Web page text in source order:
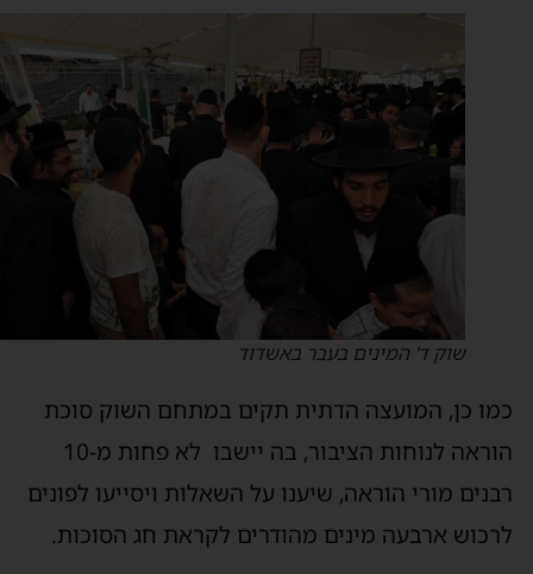
שוק ד' המינים בעבר באשדוד
כן, המועצה הדתית תקים במתחם השוק סוכת
הוראה לנוחות הציבור, בה יישבו לא פחות מ-10
מורי הוראה, שיענו על השאלות ויסייעו לפונים
ארבעה מינים מהודרים לקראת חג הסוכות.